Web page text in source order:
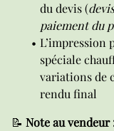
du devis (
paiement du
L’impression
spéciale
variations de
rendu final
📝 Note au vendeur